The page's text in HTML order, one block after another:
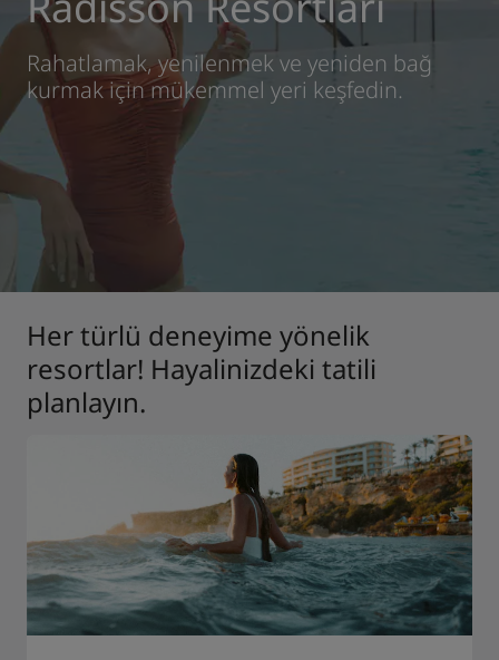
Park Inn by Radisson
Prize by Radisson
Çin'deki Bağlı Markalar
Kunlun Golden Tulip
Şehir merkezi otelleri
Blogumuzu ziyaret edin
Rahatlamak, yenilenmek ve yeniden bağ
kurmak için mükemmel yeri keşfedin.
Her türlü deneyime yönelik
resortlar! Hayalinizdeki tatili
planlayın.